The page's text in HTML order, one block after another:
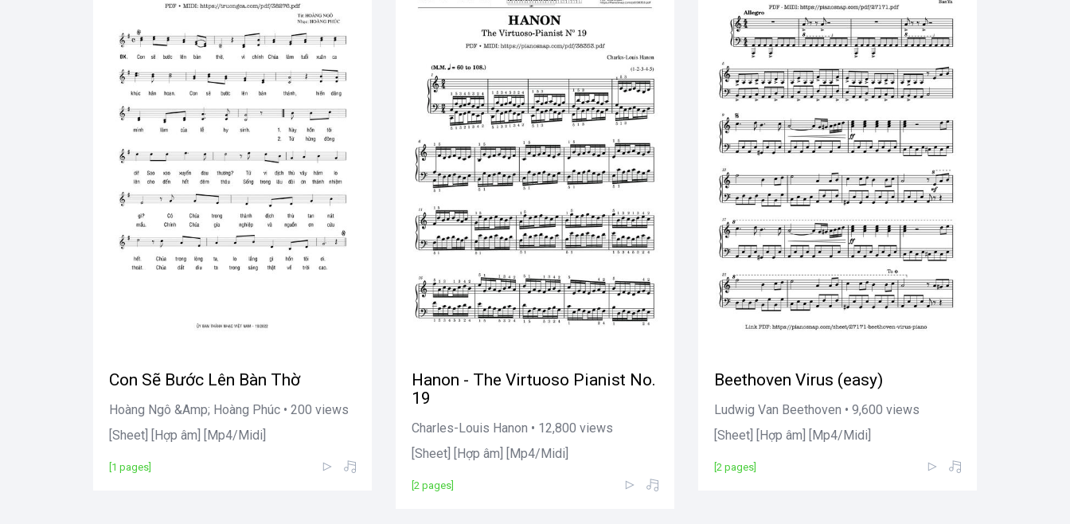
Con Sẽ Bước Lên Bàn Thờ
Hoàng Ngô &Amp; Hoàng Phúc • 200 views
[Sheet] [Hợp âm] [Mp4/Midi]
[1 pages]
Hanon - The Virtuoso Pianist No.
19
Charles-Louis Hanon • 12,800 views
[Sheet] [Hợp âm] [Mp4/Midi]
[2 pages]
Beethoven Virus (easy)
Ludwig Van Beethoven • 9,600 views
[Sheet] [Hợp âm] [Mp4/Midi]
[2 pages]